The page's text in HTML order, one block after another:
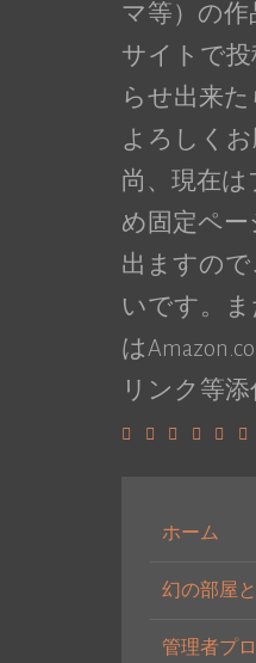
マ等）の作
サイトで
らせ出来た
よろしくお
尚、現在は
め固定ペ
出ますの
いです。
は
リンク等
ホーム
幻の部屋
管理者プ